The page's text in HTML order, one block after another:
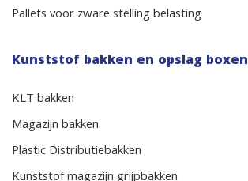
Pallets voor zware stelling belasting
Kunststof bakken en opslag boxen
KLT bakken
Magazijn bakken
Plastic Distributiebakken